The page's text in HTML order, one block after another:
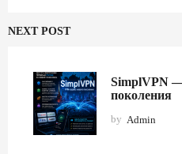
NEXT POST
SimplVPN —
поколения
by Admin